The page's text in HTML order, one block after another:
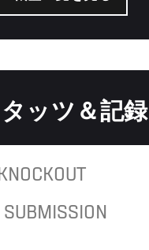
ッツ＆記録